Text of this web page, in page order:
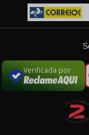
Verificada por